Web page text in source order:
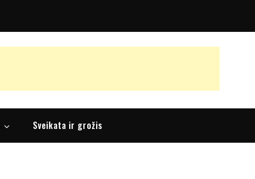
Sveikata ir grožis